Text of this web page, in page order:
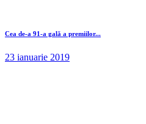
Cea de-a 91-a gală a premiilor...
23 ianuarie 2019